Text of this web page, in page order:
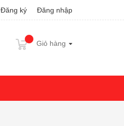
Đăng ký Đăng nhập
Giỏ hàng